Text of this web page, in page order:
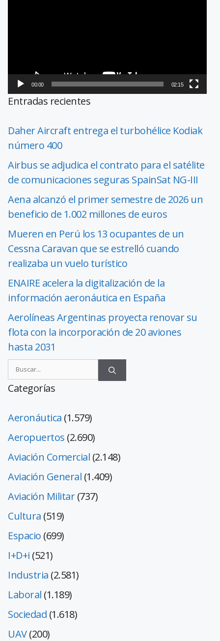
00:00 02:15
Entradas recientes
Daher Aircraft entrega el turbohélice Kodiak
número 400
Airbus se adjudica el contrato para el satélite
de comunicaciones seguras SpainSat NG-III
Aena alcanzó el primer semestre de 2026 un
beneficio de 1.002 millones de euros
Mueren en Perú los 13 ocupantes de un
Cessna Caravan que se estrelló cuando
realizaba un vuelo turístico
ENAIRE acelera la digitalización de la
información aeronáutica en España
Aerolíneas Argentinas proyecta renovar su
flota con la incorporación de 20 aviones
hasta 2031
Categorías
Aeronáutica (1.579)
Aeropuertos (2.690)
Aviación Comercial (2.148)
Aviación General (1.409)
Aviación Militar(737)
Cultura (519)
Espacio (699)
I+D+i (521)
Industria (2.581)
Laboral (1.189)
Sociedad (1.618)
UAV(200)